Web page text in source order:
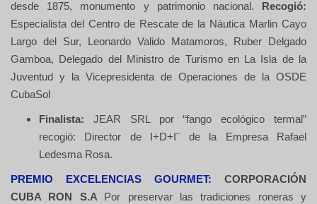
desde 1875, monumento y patrimonio nacional.
Recogió:
Especialista del Centro de Rescate de la Náutica Marlin Cayo
Largo del Sur, Leonardo Valido Matamoros, Ruber Delgado
Gamboa, Delegado del Ministro de Turismo en La Isla de la
Juventud y la Vicepresidenta de Operaciones de la OSDE
CubaSol
Finalista: JEAR SRL por “fango ecológico termal”
recogió: Director de I+D+I¨ de la Empresa Rafael
Ledesma Rosa.
PREMIO EXCELENCIAS GOURMET: CORPORACIÓN
CUBA RON S.A
Por preservar las tradiciones roneras y